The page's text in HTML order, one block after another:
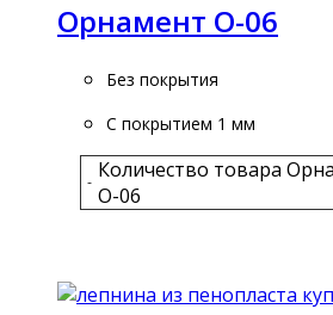
Орнамент О-06
Без покрытия
С покрытием 1 мм
- Количество товара
О-06